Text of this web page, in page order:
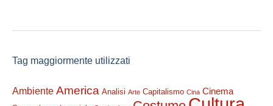
Tag maggiormente utilizzati
Ambiente America Analisi Arte Capitalismo Cina Cinema